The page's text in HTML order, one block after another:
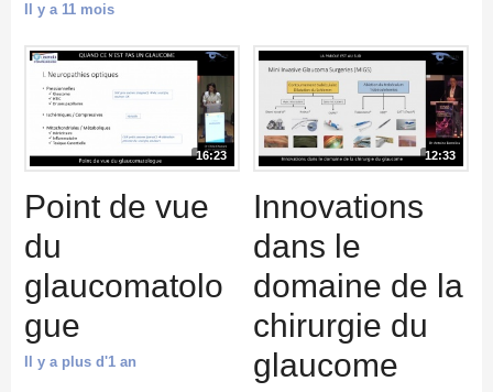
Il y a 11 mois
16:23
Point de vue
du
glaucomatolo
gue
Il y a plus d'1 an
12:33
Innovations
dans le
domaine de la
chirurgie du
glaucome